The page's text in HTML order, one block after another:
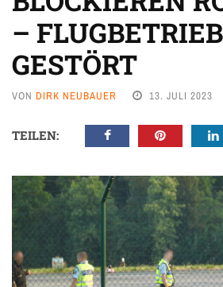
– FLUGBETRIEB
GESTÖRT
VON DIRK NEUBAUER 13. JULI 2023
TEILEN: